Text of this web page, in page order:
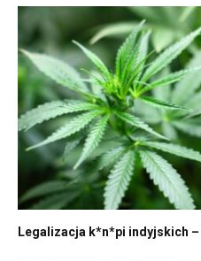
Legalizacja k*n*pi indyjskich